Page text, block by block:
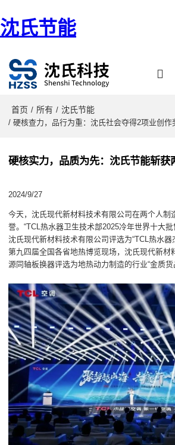
沈氏节能
首页 / 所有 / 沈氏节能
/ 硬核查力，品行为重：沈氏社会夺得2项业创作
硬核实力，品质为先：沈氏节能斩获
2024/9/27
今天，沈氏现代新材料技术有限公司在两个人制
誉。“TCL热水器卫生技术部2025冷年世界十大批
沈氏现代新材料技术有限公司评选为“TCL热水器
第九四届全国各省地热博览现场，沈氏现代新材
源同轴板换器评选为地热动力制造的行业“金质货